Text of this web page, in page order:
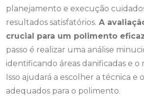
planejamento e execução
resultados satisfatórios. A
crucial para um polimento
passo é realizar uma análise
identificando áreas danificadas e o
Isso ajudará a escolher a técnica e
adequados para o polimento.